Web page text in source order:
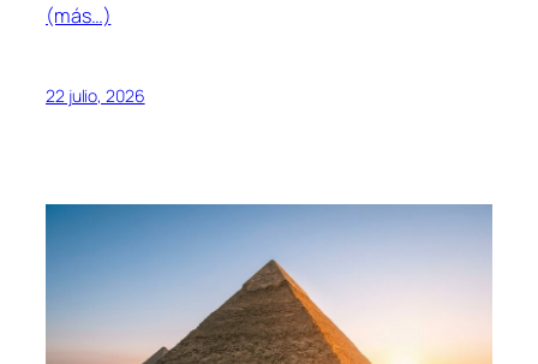
(más…)
22 julio, 2026